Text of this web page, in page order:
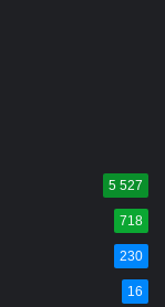
5 527
718
230
16